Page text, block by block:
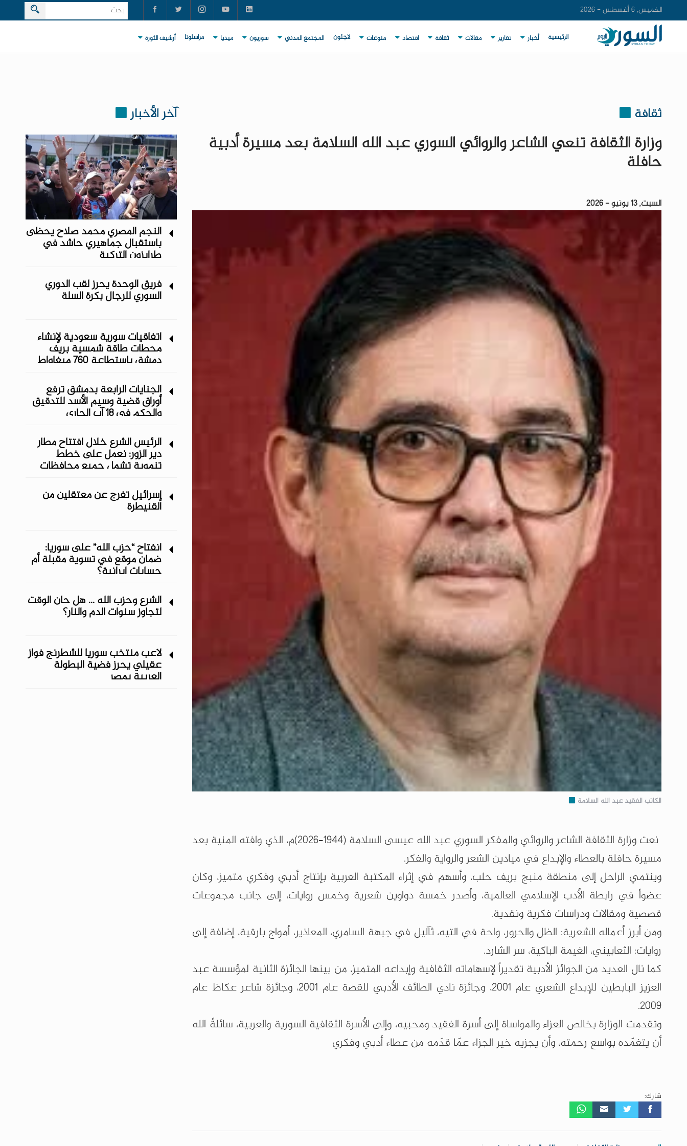
الخميس, 6 أغسطس - 2026
الرئيسية أخبار تقارير مقالات ثقافة اقتصاد منوعات لاجئون المجتمع المدني سوريون ميديا مراسلونا أرشيف الثورة
ثقافة
وزارة الثقافة تنعي الشاعر والروائي السوري عبد الله السلامة بعد مسيرة أدبية
حافلة
السبت, 13 يونيو - 2026
الكاتب الفقيد عبد الله السلامة
نعت وزارة الثقافة الشاعر والروائي والمفكر السوري عبد الله عيسى السلامة (1944–2026)م، الذي وافته المنية بعد
مسيرة حافلة بالعطاء والإبداع في ميادين الشعر والرواية والفكر.
وينتمي الراحل إلى منطقة منبج بريف حلب، وأسهم في إثراء المكتبة العربية بإنتاج أدبي وفكري متميز، وكان
عضواً في رابطة الأدب الإسلامي العالمية، وأصدر خمسة دواوين شعرية وخمس روايات، إلى جانب مجموعات
قصصية ومقالات ودراسات فكرية ونقدية.
ومن أبرز أعماله الشعرية: الظل والحرور، واحة في التيه، ثآليل في جبهة السامري، المعاذير، أمواج بارقية، إضافة إلى
روايات: الثعابيني، الغيمة الباكية، سر الشارد.
كما نال العديد من الجوائز الأدبية تقديراً لإسهاماته الثقافية وإبداعه المتميز، من بينها الجائزة الثانية لمؤسسة عبد
العزيز البابطين للإبداع الشعري عام 2001، وجائزة نادي الطائف الأدبي للقصة عام 2001، وجائزة شاعر عكاظ عام
2009.
وتقدمت الوزارة بخالص العزاء والمواساة إلى أسرة الفقيد ومحبيه، وإلى الأسرة الثقافية السورية والعربية، سائلةً الله
أن يتغمّده بواسع رحمته، وأن يجزيه خير الجزاء عمّا قدّمه من عطاء أدبي وفكري
شارك:
آخر الأخبار
النجم المصري محمد صلاح يحظى
باستقبال جماهيري حاشد في
طرابزون التركية
فريق الوحدة يحرز لقب الدوري
السوري للرجال بكرة السلة
اتفاقيات سورية سعودية لإنشاء
محطات طاقة شمسية ‏بريف
دمشق باستطاعة 760 ميغاواط
الجنايات الرابعة بدمشق ترفع
أوراق قضية وسيم الأسد للتدقيق
والحكم في 18 آب الجاري
الرئيس الشرع خلال افتتاح مطار
دير الزور: نعمل على خطط
تنموية تشمل جميع محافظات
إسرائيل تفرج عن معتقلين من
القنيطرة
انفتاح “حزب الله” على سوريا:
ضمان موقع في تسوية مقبلة أم
حسابات إيرانية؟
الشرع وحزب الله ... هل حان الوقت
لتجاوز سنوات الدم والنار؟
لاعب منتخب سوريا للشطرنج فواز
عقيلي يحرز فضية البطولة
العربية بمصر